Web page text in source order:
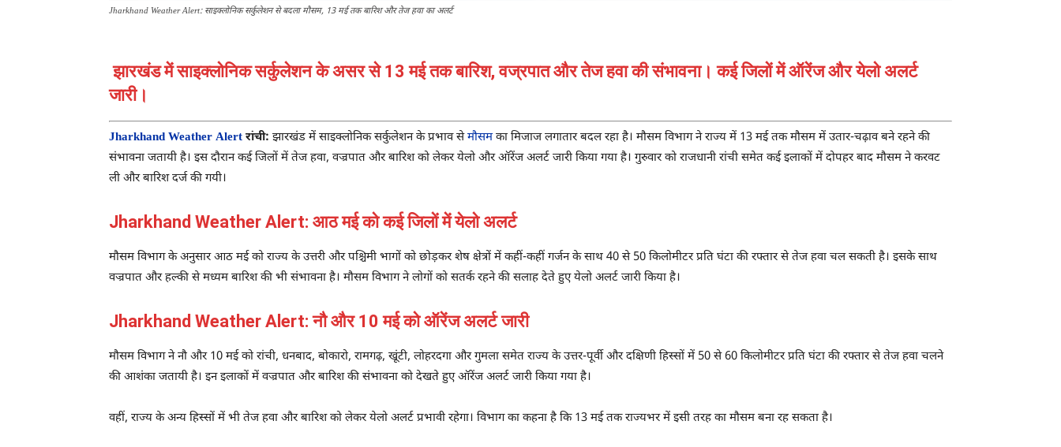
Jharkhand Weather Alert: साइक्लोनिक सर्कुलेशन से बदला मौसम, 13 मई तक बारिश और तेज हवा का अलर्ट
झारखंड में साइक्लोनिक सर्कुलेशन के असर से 13 मई तक बारिश, वज्रपात और तेज हवा की संभावना। कई जिलों में ऑरेंज और येलो अलर्ट
जारी।
Jharkhand Weather Alert रांची: झारखंड में साइक्लोनिक सर्कुलेशन के प्रभाव सेमौसमका मिजाज लगातार बदल रहा है। मौसम विभाग ने राज्य में 13 मई तक मौसम में उतार-चढ़ाव बने रहने की
संभावना जतायी है। इस दौरान कई जिलों में तेज हवा, वज्रपात और बारिश को लेकर येलो और ऑरेंज अलर्ट जारी किया गया है। गुरुवार को राजधानी रांची समेत कई इलाकों में दोपहर बाद मौसम ने करवट
ली और बारिश दर्ज की गयी।
Jharkhand Weather Alert: आठ मई को कई जिलों में येलो अलर्ट
मौसम विभाग के अनुसार आठ मई को राज्य के उत्तरी और पश्चिमी भागों को छोड़कर शेष क्षेत्रों में कहीं-कहीं गर्जन के साथ 40 से 50 किलोमीटर प्रति घंटा की रफ्तार से तेज हवा चल सकती है। इसके साथ
वज्रपात और हल्की से मध्यम बारिश की भी संभावना है। मौसम विभाग ने लोगों को सतर्क रहने की सलाह देते हुए येलो अलर्ट जारी किया है।
Jharkhand Weather Alert: नौ और 10 मई को ऑरेंज अलर्ट जारी
मौसम विभाग ने नौ और 10 मई को रांची, धनबाद, बोकारो, रामगढ़, खूंटी, लोहरदगा और गुमला समेत राज्य के उत्तर-पूर्वी और दक्षिणी हिस्सों में 50 से 60 किलोमीटर प्रति घंटा की रफ्तार से तेज हवा चलने
की आशंका जतायी है। इन इलाकों में वज्रपात और बारिश की संभावना को देखते हुए ऑरेंज अलर्ट जारी किया गया है।
वहीं, राज्य के अन्य हिस्सों में भी तेज हवा और बारिश को लेकर येलो अलर्ट प्रभावी रहेगा। विभाग का कहना है कि 13 मई तक राज्यभर में इसी तरह का मौसम बना रह सकता है।